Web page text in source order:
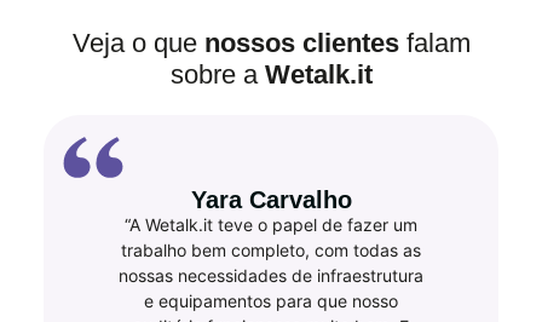
Veja o que nossos clientesfalam
sobre a Wetalk.it
Yara Carvalho
“A Wetalk.it teve o papel de fazer um
trabalho bem completo, com todas as
nossas necessidades de infraestrutura
e equipamentos para que nosso